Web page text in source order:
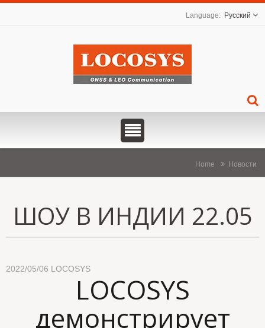
Русский
Home Новости
ШОУ В ИНДИИ 22.05
2022/05/06 LOCOSYS
LOCOSYS
демонстрирует